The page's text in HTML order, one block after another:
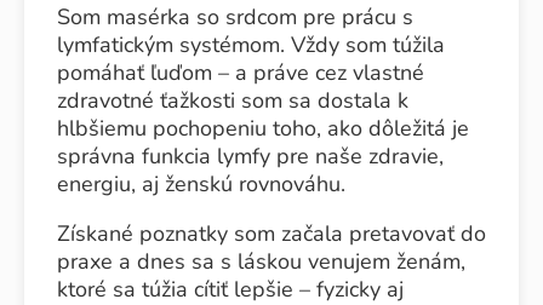
Som masérka so srdcom pre prácu s
lymfatickým systémom. Vždy som túžila
pomáhať ľuďom – a práve cez vlastné
zdravotné ťažkosti som sa dostala k
hlbšiemu pochopeniu toho, ako dôležitá je
správna funkcia lymfy pre naše zdravie,
energiu, aj ženskú rovnováhu.
Získané poznatky som začala pretavovať do
praxe a dnes sa s láskou venujem ženám,
ktoré sa túžia cítiť lepšie – fyzicky aj